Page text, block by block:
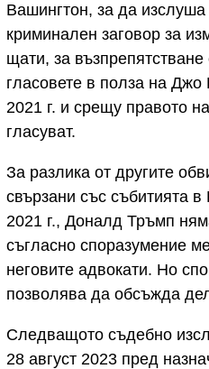
Вашингтон, за да
криминален заговор за
щати, за
гласовете в полза на
2021 г. и срещу правото
гласуват.
За разлика от другите
свързани със събитията
2021 г., Доналд Тръмп
съгласно споразумение
неговите адвокати. Но
позволява да обсъжда
Следващото съдебно
28 август 2023 пред